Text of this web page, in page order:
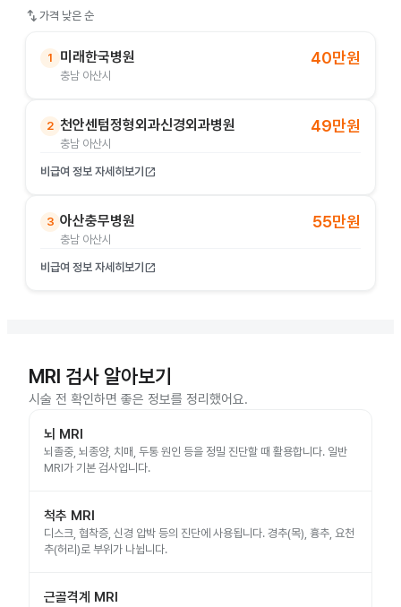
swap_vert 가격 낮은 순
1 미래한국병원
충남 아산시
40만원
2 천안센텀정형외과신경외과병원
충남 아산시
49만원
비급여 정보 자세히보기 open_in_new
3 아산충무병원
충남 아산시
55만원
비급여 정보 자세히보기 open_in_new
MRI 검사 알아보기
시술 전 확인하면 좋은 정보를 정리했어요.
뇌 MRI
뇌졸중, 뇌종양, 치매, 두통 원인 등을 정밀 진단할 때 활용합니다. 일반
MRI가 기본 검사입니다.
척추 MRI
디스크, 협착증, 신경 압박 등의 진단에 사용됩니다. 경추(목), 흉추, 요천
추(허리)로 부위가 나뉩니다.
근골격계 MRI